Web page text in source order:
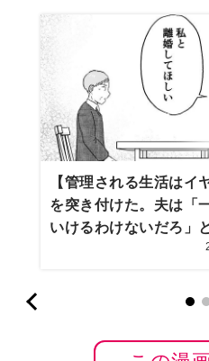
【管理される生活はイ
を突き付けた。夫は「
いけるわけないだろ」